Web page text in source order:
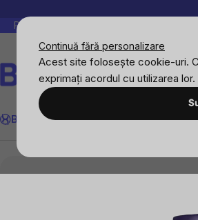
Continuă fără personalizare
Acest site folosește cookie-uri.
exprimați acordul cu utilizarea
Peste 200.000 de recenzii verificate
BrainMax
SportImunitateFemei